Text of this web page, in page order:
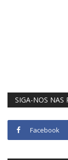
SIGA-NOS NAS
Facebook